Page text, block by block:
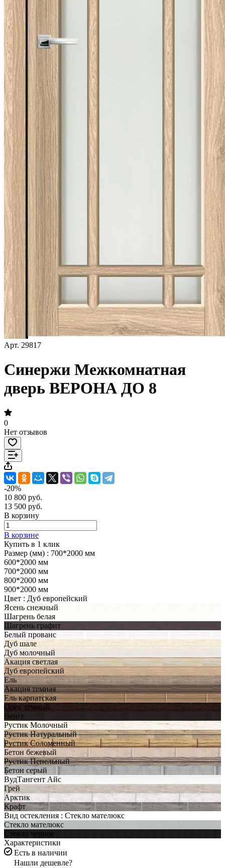
Арт. 29817
Синержи Межкомнатная
дверь ВЕРОНА ДО 8
0
Нет отзывов
-20%
10 800 руб.
13 500 руб.
В корзину
В корзине
Купить в 1 клик
Размер (мм) : 700*2000 мм
600*2000 мм
700*2000 мм
800*2000 мм
900*2000 мм
Цвет : Дуб европейский
Ясень снежный
Шагрень белая
Шагрень графит
Белый прованс
Дуб шале
Дуб молочный
Акация светлая
Дуб европейский
Ель
Акация темная
Ель карпатская
Орех темный
Венге
Рустик Молочный
Рустик Натуральный
Рустик Соломенный
Бетон бежевый
Рустик Пепельный
Бетон серый
ВудТангент Айс
Грей
Арктик
Крафт
Вид остекления : Стекло мателюкс
Стекло мателюкс
Стекло черное
Характеристики
Есть в наличии
Нашли дешевле?